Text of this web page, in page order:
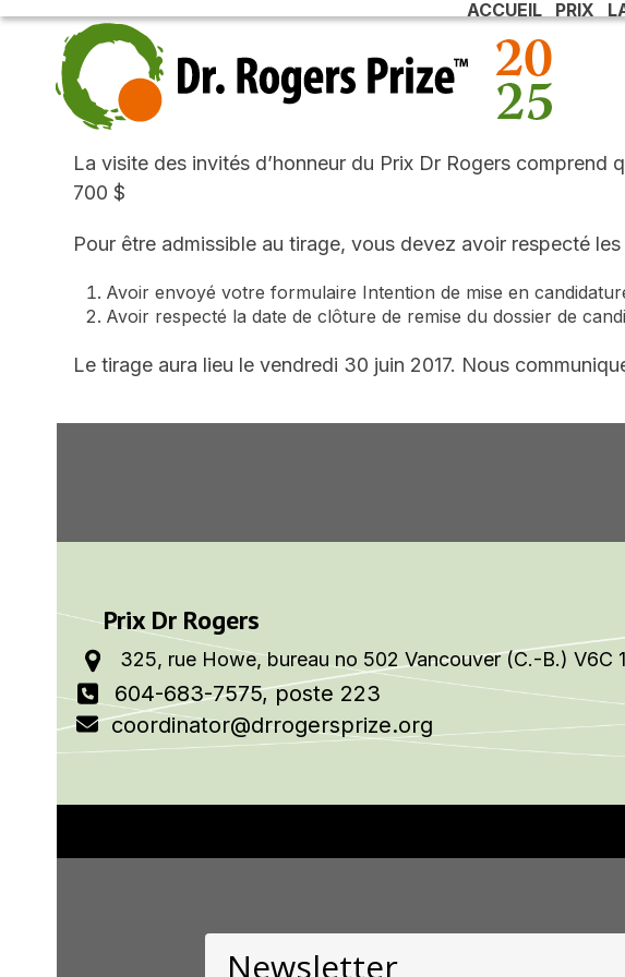
Skip
ACCUEIL PRIX
La visite des invités d’honneur du Prix Dr Rogers comprend
700 $
Pour être admissible au tirage, vous devez avoir respecté
Avoir envoyé votre formulaire Intention de mise en
Avoir respecté la date de clôture de remise du dossier de
Le tirage aura lieu le vendredi 30 juin 2017. Nous
Prix Dr Rogers
325, rue Howe, bureau no 502 Vancouver (C.-B.) V6C
604-683-7575, poste 223
coordinator@drrogersprize.org
Newsletter